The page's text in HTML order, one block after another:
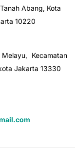
Abang, Kota
10220
Kecamatan
Jakarta 13330